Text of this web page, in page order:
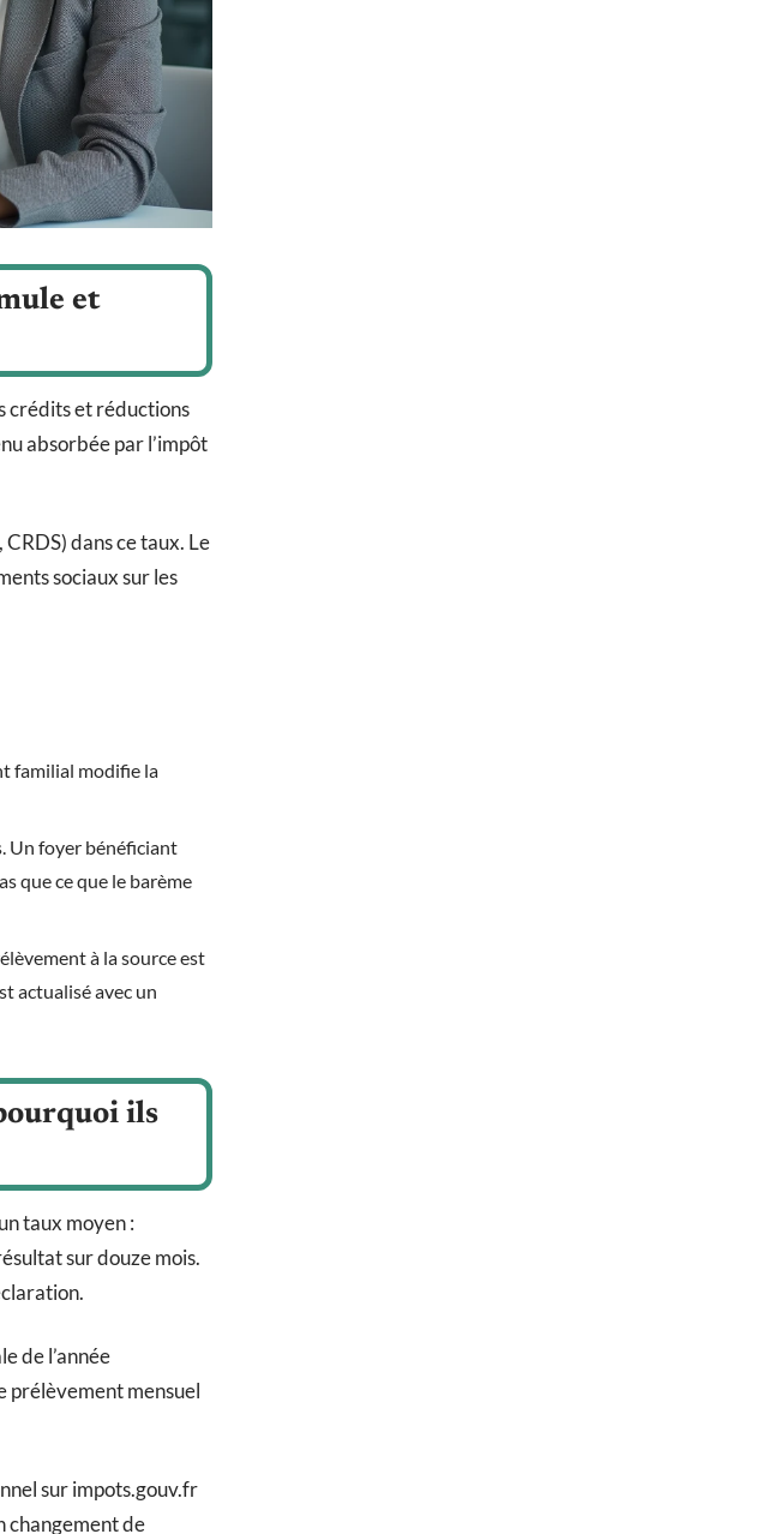
et
crédits et réductions
absorbée par l’impôt
dans ce taux. Le
sociaux sur les
familial modifie la
Un foyer bénéficiant
que ce que le barème
à la source est
actualisé avec un
ils
taux moyen :
sur douze mois.
de l’année
prélèvement mensuel
sur impots.gouv.fr
changement de